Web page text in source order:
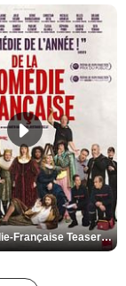
De la Comédie-Française Teaser VF